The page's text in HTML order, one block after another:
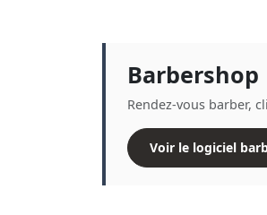
Barbershop
Rendez-vous barber,
Voir le logiciel